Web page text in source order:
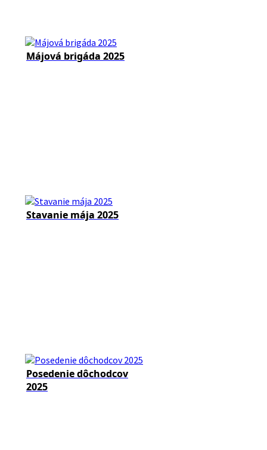
Májová brigáda 2025
Stavanie mája 2025
Posedenie dôchodcov
2025